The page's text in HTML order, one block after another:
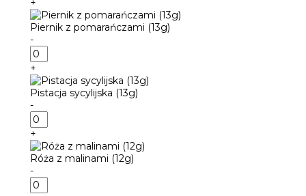
leśne
(13g)
+
Piernik z pomarańczami (13g)
-
ilość
Piernik
z
pomarańczami
(13g)
+
Pistacja sycylijska (13g)
-
ilość
Pistacja
sycylijska
(13g)
+
Róża z malinami (12g)
-
ilość